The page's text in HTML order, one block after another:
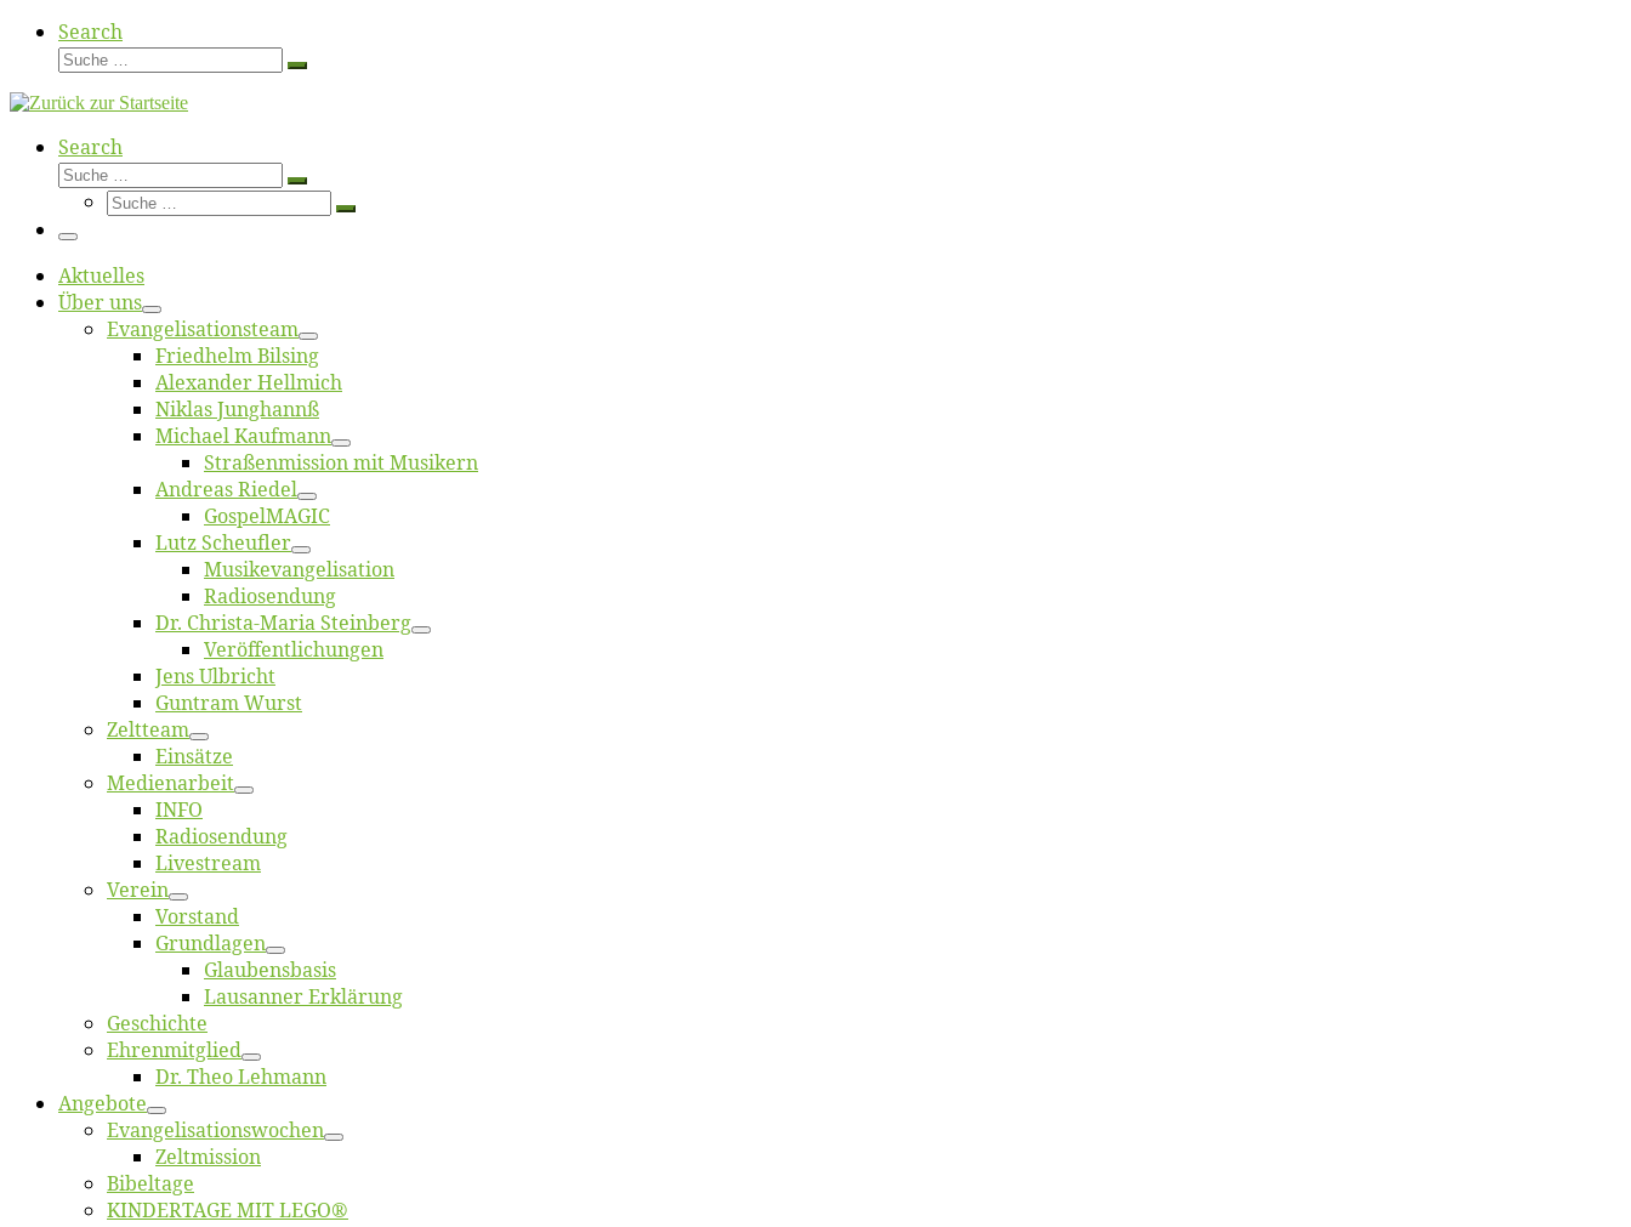
Search
Suche
Suche
Search
Suche
Suche
Suche
Suche
Menü
Ak­tu­el­les
Über uns
Evangelisa­tions­team
Fried­helm Bilsing
Alex­an­der Hellmich
Ni­klas Junghannß
Mi­cha­el Kaufmann
Straßenmis­sion mit Musikern
An­dre­as Riedel
Gos­pel­MA­GIC
Lutz Scheuf­ler
Musikevan­ge­li­sa­tion
Ra­dio­sen­dung
Dr. Chris­­ta-Ma­ria Steinberg
Ver­öf­fent­li­chun­gen
Jens Ulb­richt
Gun­tram Wurst
Zelt­team
Ein­sät­ze
Me­di­en­ar­beit
INFO
Ra­dio­sen­dung
Live­stream
Ver­ein
Vor­stand
Grund­la­gen
Glaubens­ba­sis
Lausan­ner Erklärung
Ge­schich­te
Eh­ren­mit­glied
Dr. Theo Lehmann
An­ge­bo­te
Evangelisa­tions­wo­chen
Zelt­mis­si­on
Bi­bel­ta­ge
KINDERTAGE MIT LEGO®